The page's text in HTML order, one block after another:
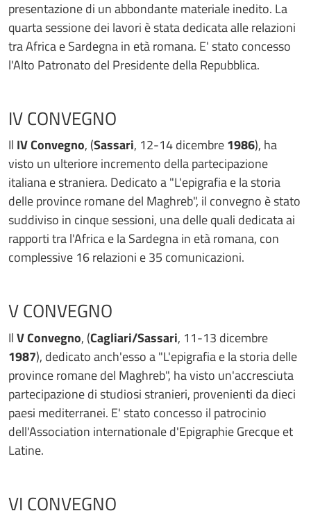
presentazione di un abbondante materiale inedito. La
quarta sessione dei lavori è stata dedicata alle relazioni
tra Africa e Sardegna in età romana. E' stato concesso
l'Alto Patronato del Presidente della Repubblica.
IV CONVEGNO
Il IV Convegno, (Sassari, 12-14 dicembre1986), ha
visto un ulteriore incremento della partecipazione
italiana e straniera. Dedicato a "L'epigrafia e la storia
delle province romane del Maghreb", il convegno è stato
suddiviso in cinque sessioni, una delle quali dedicata ai
rapporti tra l'Africa e la Sardegna in età romana, con
complessive 16 relazioni e 35 comunicazioni.
V CONVEGNO
IlV Convegno, (Cagliari/Sassari, 11-13 dicembre
1987), dedicato anch'esso a "L'epigrafia e la storia delle
province romane del Maghreb", ha visto un'accresciuta
partecipazione di studiosi stranieri, provenienti da dieci
paesi mediterranei. E' stato concesso il patrocinio
dell'Association internationale d'Epigraphie Grecque et
Latine.
VI CONVEGNO